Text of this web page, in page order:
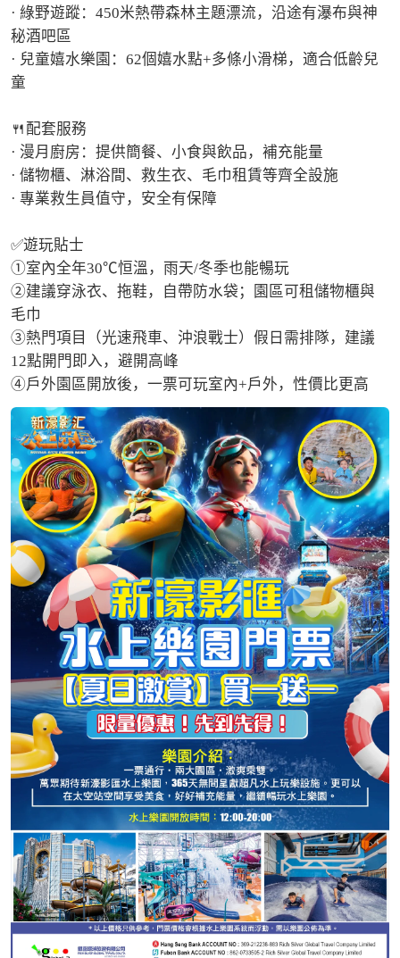
· 綠野遊蹤：450米熱帶森林主題漂流，沿途有瀑布與神
秘酒吧區
· 兒童嬉水樂園：62個嬉水點+多條小滑梯，適合低齡兒
童
🍴配套服務
· 漫月廚房：提供簡餐、小食與飲品，補充能量
· 儲物櫃、淋浴間、救生衣、毛巾租賃等齊全設施
· 專業救生員值守，安全有保障
✅遊玩貼士
①室內全年30℃恒溫，雨天/冬季也能暢玩
②建議穿泳衣、拖鞋，自帶防水袋；園區可租儲物櫃與
毛巾
③熱門項目（光速飛車、沖浪戰士）假日需排隊，建議
12點開門即入，避開高峰
④戶外園區開放後，一票可玩室內+戶外，性價比更高